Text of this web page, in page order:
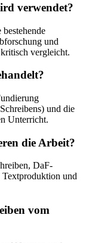
verwendet?
und
vergleicht.
und die
Unterricht.
die Arbeit?
DaF-
Textproduktion und
vom